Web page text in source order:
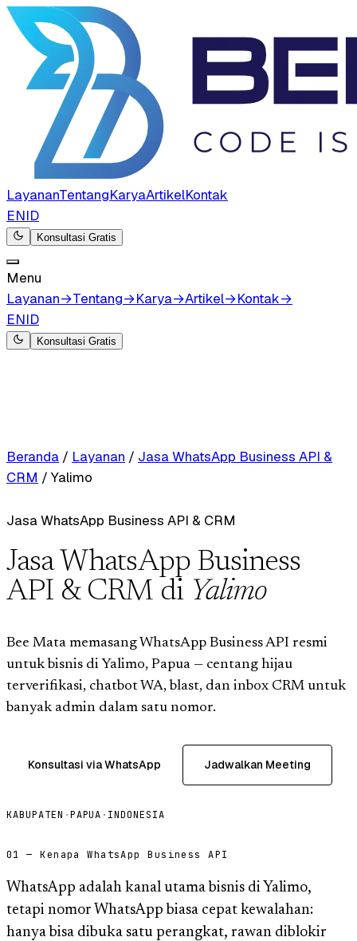
LayananTentangKaryaArtikelKontak
ENID
Konsultasi Gratis
Menu
Layanan→Tentang→Karya→Artikel→Kontak→
ENID
Konsultasi Gratis
Beranda / Layanan / Jasa WhatsApp Business API &
CRM / Yalimo
Jasa WhatsApp Business API & CRM
Jasa WhatsApp Business
API & CRM di Yalimo
Bee Mata memasang WhatsApp Business API resmi
untuk bisnis di Yalimo, Papua — centang hijau
terverifikasi, chatbot WA, blast, dan inbox CRM untuk
banyak admin dalam satu nomor.
Konsultasi via WhatsApp Jadwalkan Meeting
KABUPATEN ·PAPUA · INDONESIA
01 — Kenapa WhatsApp Business API
WhatsApp adalah kanal utama bisnis di Yalimo,
tetapi nomor WhatsApp biasa cepat kewalahan:
hanya bisa dibuka satu perangkat, rawan diblokir